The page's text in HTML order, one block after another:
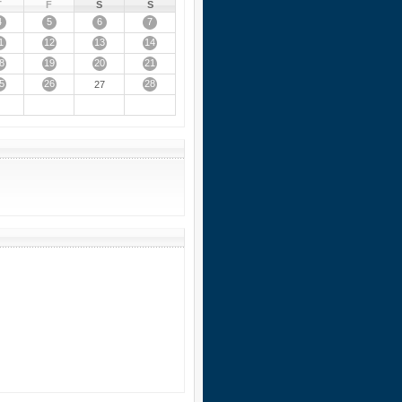
F S
S
5 6
7
12 13
14
19 20
21
26 27
28